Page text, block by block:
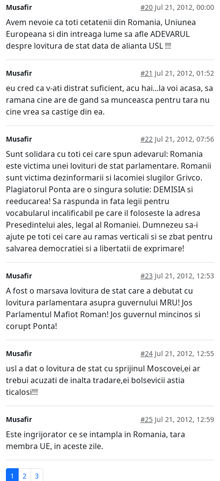
Musafir #20 Jul 21, 2012, 00:00
Avem nevoie ca toti cetatenii din Romania, Uniunea
Europeana si din intreaga lume sa afle ADEVARUL
despre lovitura de stat data de alianta USL !!!
Musafir #21 Jul 21, 2012, 01:52
eu cred ca v-ati distrat suficient, acu hai...la voi acasa, sa
ramana cine are de gand sa munceasca pentru tara nu
cine vrea sa castige din ea.
Musafir #22 Jul 21, 2012, 07:56
Sunt solidara cu toti cei care spun adevarul: Romania
este victima unei lovituri de stat parlamentare. Romanii
sunt victima dezinformarii si lacomiei slugilor Grivco.
Plagiatorul Ponta are o singura solutie: DEMISIA si
reeducarea! Sa raspunda in fata legii pentru
vocabularul incalificabil pe care il foloseste la adresa
Presedintelui ales, legal al Romaniei. Dumnezeu sa-i
ajute pe toti cei care au ramas verticali si se zbat pentru
salvarea democratiei si a libertatii de exprimare!
Musafir #23 Jul 21, 2012, 12:53
A fost o marsava lovitura de stat care a debutat cu
lovitura parlamentara asupra guvernului MRU! Jos
Parlamentul Mafiot Roman! Jos guvernul mincinos si
corupt Ponta!
Musafir #24 Jul 21, 2012, 12:55
usl a dat o lovitura de stat cu sprijinul Moscovei,ei ar
trebui acuzati de inalta tradare,ei bolsevicii astia
ticalosi!!!
Musafir #25 Jul 21, 2012, 12:59
Este ingrijorator ce se intampla in Romania, tara
membra UE, in aceste zile.
1 2 3